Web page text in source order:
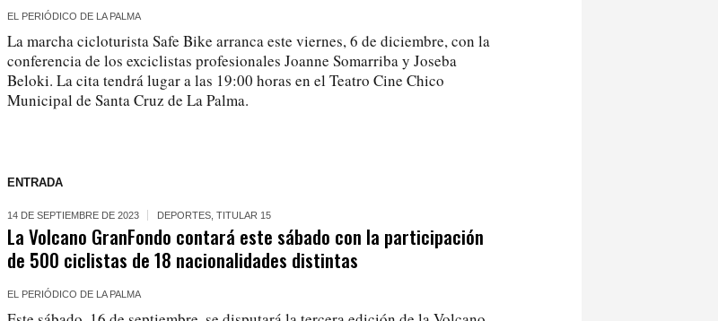
EL PERIÓDICO DE LA PALMA
La marcha cicloturista Safe Bike arranca este viernes, 6 de diciembre, con la
conferencia de los exciclistas profesionales Joanne Somarriba y Joseba
Beloki. La cita tendrá lugar a las 19:00 horas en el Teatro Cine Chico
Municipal de Santa Cruz de La Palma.
ENTRADA
14 DE SEPTIEMBRE DE 2023 DEPORTES ,TITULAR 15
La Volcano GranFondo contará este sábado con la participación
de 500 ciclistas de 18 nacionalidades distintas
EL PERIÓDICO DE LA PALMA